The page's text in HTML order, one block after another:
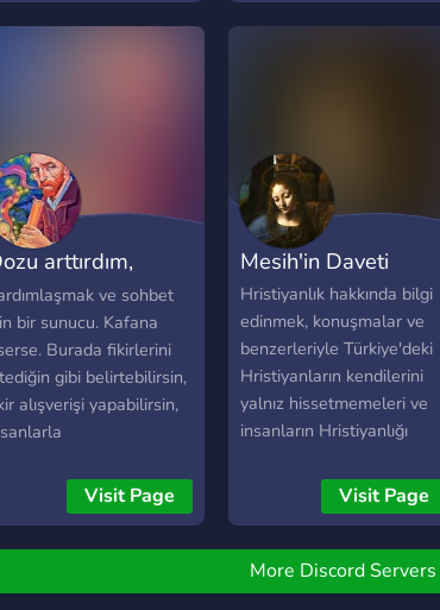
arttırdım,
ve sohbet
bir sunucu. Kafana
Burada fikirlerini
gibi belirtebilirsin,
alışverişi yapabilirsin,
tanışabilirsin,
edebilirsin. Kısacası
istediğiniz şeyi
Visit Page
Mesih'in Daveti
Hristiyanlık hakkında bilgi
edinmek, konuşmalar ve
benzerleriyle Türkiye'deki
Hristiyanların kendilerini
yalnız hissetmemeleri ve
insanların Hristiyanlığı
amaçlayan bir topluluk.
Visit Page
More Discord Servers